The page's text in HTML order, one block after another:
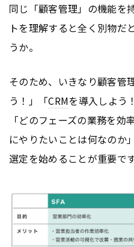
同じ「顧客管理」の機能を
トを理解すると全く別物だ
うか。
そのため、いきなり顧客管
う！」「CRMを導入しよう
「どのフェーズの業務を
にやりたいことは何なのか
選定を始めることが重要です